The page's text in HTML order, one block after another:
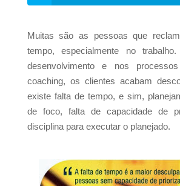
Muitas são as pessoas que
tempo, especialmente no
desenvolvimento e nos
coaching, os clientes acabam
existe falta de tempo, e sim,
de foco, falta de capacidade de
disciplina para executar o planejado.